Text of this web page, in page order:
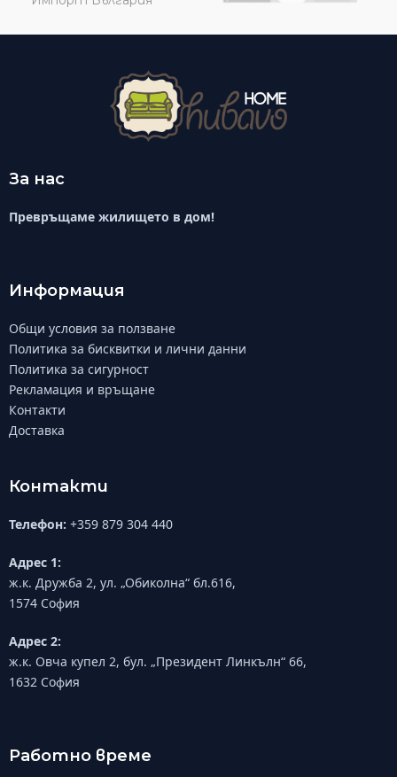
За нас
Превръщаме жилището в дом!
Информация
Общи условия за ползване
Политика за бисквитки и лични данни
Политика за сигурност
Рекламация и връщане
Контакти
Доставка
Контакти
Телефон: +359 879 304 440
Адрес 1:
ж.к. Дружба 2, ул. „Обиколна“ бл.616,
1574 София
Адрес 2:
ж.к. Овча купел 2, бул. „Президент Линкълн“ 66,
1632 София
Работно време